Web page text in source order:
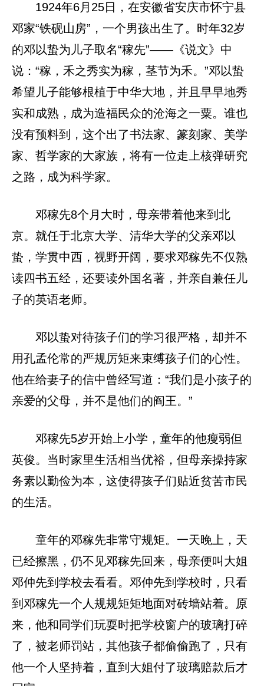
1924年6月25日，在安徽省安庆市怀宁县
邓家“铁砚山房”，一个男孩出生了。时年32岁
的邓以蛰为儿子取名“稼先”——《说文》中
说：“稼，禾之秀实为稼，茎节为禾。”邓以蛰
希望儿子能够根植于中华大地，并且早早地秀
实和成熟，成为造福民众的沧海之一粟。谁也
没有预料到，这个出了书法家、篆刻家、美学
家、哲学家的大家族，将有一位走上核弹研究
之路，成为科学家。
邓稼先8个月大时，母亲带着他来到北
京。就任于北京大学、清华大学的父亲邓以
蛰，学贯中西，视野开阔，要求邓稼先不仅熟
读四书五经，还要读外国名著，并亲自兼任儿
子的英语老师。
邓以蛰对待孩子们的学习很严格，却并不
用孔孟伦常的严规厉矩来束缚孩子们的心性。
他在给妻子的信中曾经写道：“我们是小孩子的
亲爱的父母，并不是他们的阎王。”
邓稼先5岁开始上小学，童年的他瘦弱但
英俊。当时家里生活相当优裕，但母亲操持家
务素以勤俭为本，这使得孩子们贴近贫苦市民
的生活。
童年的邓稼先非常守规矩。一天晚上，天
已经擦黑，仍不见邓稼先回来，母亲便叫大姐
邓仲先到学校去看看。邓仲先到学校时，只看
到邓稼先一个人规规矩矩地面对砖墙站着。原
来，他和同学们玩耍时把学校窗户的玻璃打碎
了，被老师罚站，其他孩子都偷偷跑了，只有
他一个人坚持着，直到大姐付了玻璃赔款后才